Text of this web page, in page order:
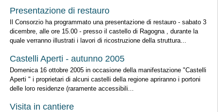
Presentazione di restauro
Il Consorzio ha programmato una presentazione di restauro - sabato 3
dicembre, alle ore 15.00 - presso il castello di Ragogna , durante la
quale verranno illustrati i lavori di ricostruzione della struttura...
Castelli Aperti - autunno 2005
Domenica 16 ottobre 2005 in occasione della manifestazione "Castelli
Aperti " i proprietari di alcuni castelli della regione apriranno i portoni
delle loro residenze (raramente accessibili...
Visita in cantiere